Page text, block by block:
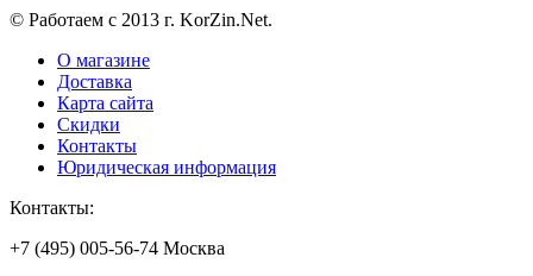
© Работаем с 2013 г. KorZin.Net.
О магазине
Доставка
Карта сайта
Скидки
Контакты
Юридическая информация
Контакты:
+7 (495) 005-56-74 Москва